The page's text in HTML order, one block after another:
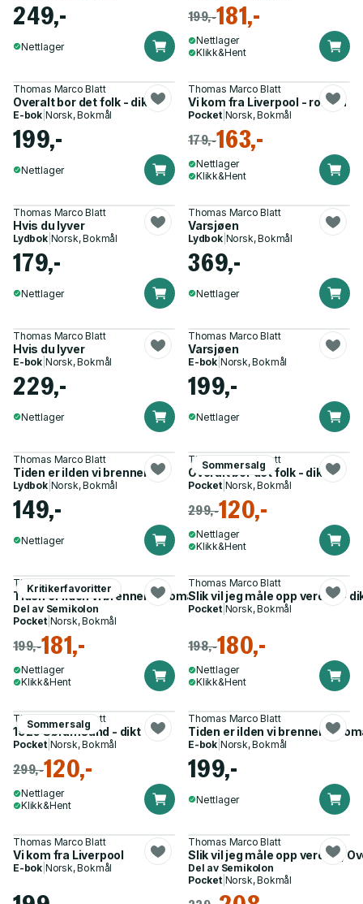
249,-
Nettlager
199,-181,-
Nettlager
Klikk&Hent
Thomas Marco Blatt
Overalt bor det folk - dikt
E-bok Norsk, Bokmål
199,-
Nettlager
Thomas Marco Blatt
Vi kom fra Liverpool - roman
Pocket| Norsk, Bokmål
179,-163,-
Nettlager
Klikk&Hent
Thomas Marco Blatt
Hvis du lyver
Lydbok| Norsk, Bokmål
179,-
Nettlager
Thomas Marco Blatt
Varsjøen
Lydbok| Norsk, Bokmål
369,-
Nettlager
Thomas Marco Blatt
Hvis du lyver
E-bok Norsk, Bokmål
229,-
Nettlager
Thomas Marco Blatt
Varsjøen
E-bok Norsk, Bokmål
199,-
Nettlager
Thomas Marco Blatt
Tiden er ilden vi brenner i
Lydbok| Norsk, Bokmål
149,-
Nettlager
Sommersalg
Thomas Marco Blatt
Overalt bor det folk - dikt
Pocket| Norsk, Bokmål
299,-120,-
Nettlager
Klikk&Hent
Kritikerfavoritter
Thomas Marco Blatt
Tiden er ilden vi brenner i - roman
Del av Semikolon
Pocket| Norsk, Bokmål
199,-181,-
Nettlager
Klikk&Hent
Thomas Marco Blatt
Slik vil jeg måle opp verden -
Pocket| Norsk, Bokmål
198,-180,-
Nettlager
Klikk&Hent
Sommersalg
Thomas Marco Blatt
1920 Sørumsand - dikt
Pocket| Norsk, Bokmål
299,-120,-
Nettlager
Klikk&Hent
Thomas Marco Blatt
Tiden er ilden vi brenner i -
E-bok Norsk, Bokmål
199,-
Nettlager
Thomas Marco Blatt
Vi kom fra Liverpool
E-bok Norsk, Bokmål
Thomas Marco Blatt
Slik vil jeg måle opp verden ;
Del av Semikolon
Pocket| Norsk, Bokmål